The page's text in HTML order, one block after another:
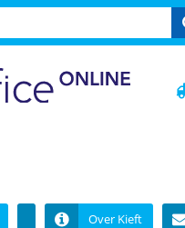
Over Kieft